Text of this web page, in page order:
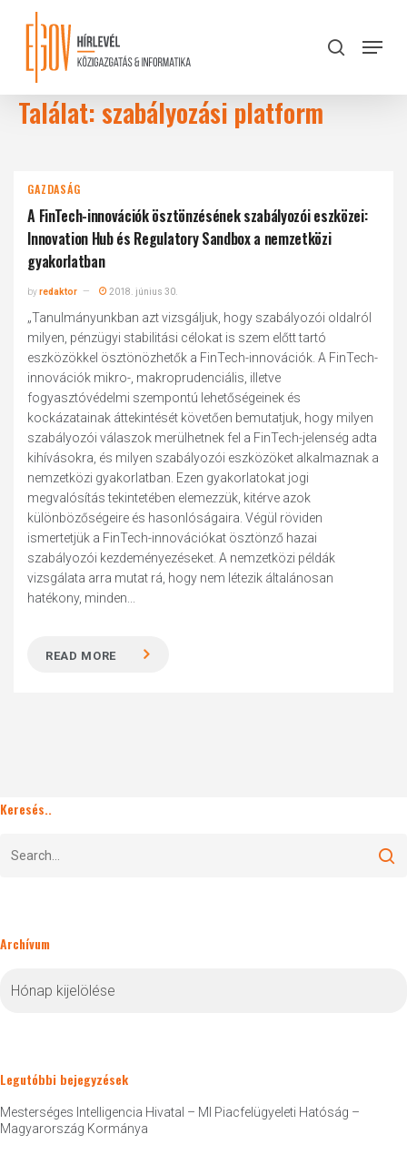
content
search
Menu
Találat: szabályozási platform
GAZDASÁG
A FinTech-innovációk ösztönzésének szabályozói eszközei:
Innovation Hub és Regulatory Sandbox a nemzetközi
gyakorlatban
byredaktor 2018. június 30.
„Tanulmányunkban azt vizsgáljuk, hogy szabályozói oldalról
milyen, pénzügyi stabilitási célokat is szem előtt tartó
eszközökkel ösztönözhetők a FinTech-innovációk. A FinTech-
innovációk mikro-, makroprudenciális, illetve
fogyasztóvédelmi szempontú lehetőségeinek és
kockázatainak áttekintését követően bemutatjuk, hogy milyen
szabályozói válaszok merülhetnek fel a FinTech-jelenség adta
kihívásokra, és milyen szabályozói eszközöket alkalmaznak a
nemzetközi gyakorlatban. Ezen gyakorlatokat jogi
megvalósítás tekintetében elemezzük, kitérve azok
különbözőségeire és hasonlóságaira. Végül röviden
ismertetjük a FinTech-innovációkat ösztönző hazai
szabályozói kezdeményezéseket. A nemzetközi példák
vizsgálata arra mutat rá, hogy nem létezik általánosan
hatékony, minden...
READ MORE
Keresés..
Archívum
Legutóbbi bejegyzések
Mesterséges Intelligencia Hivatal – MI Piacfelügyeleti Hatóság –
Magyarország Kormánya
Close